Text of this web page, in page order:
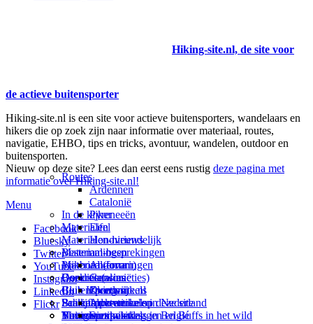
Hiking-site.nl, de site voor
de actieve buitensporter
Hiking-site.nl is een site voor actieve buitensporters, wandelaars en
hikers die op zoek zijn naar informatie over materiaal, routes,
navigatie, EHBO, tips en tricks, avontuur, wandelen, outdoor en
buitensporten.
Nieuw op deze site? Lees dan eerst eens rustig deze pagina met
informatie over Hiking-site.nl!
Menu
Facebook
Bluesky
Twitter
YouTube
Instagram
LinkedIn
Flickr
Prikbord (forum)
Goodies (winacties)
Club Hiking-site.nl
Schrijfblok-artikelen
Virtuele exposities
In de kijker
Materialen
Materialen-nieuws
Materiaal-besprekingen
Materiaal-ervaringen
Boekrecensies
Buitensportwinkels
Buitensportwinkels in Nederland
Buitensportwinkels in Belgié
Navigatie
Routes
Ardennen
Catalonië
Pyreneeën
Eifel
Hondvriendelijk
Bestemmingen
Andorra
Catalonië
Zweden
Paalkamperen
Thema-artikelen
Deze site
Over mij
Adverteren op deze site
Summit-vlaggen en Buffs in het wild